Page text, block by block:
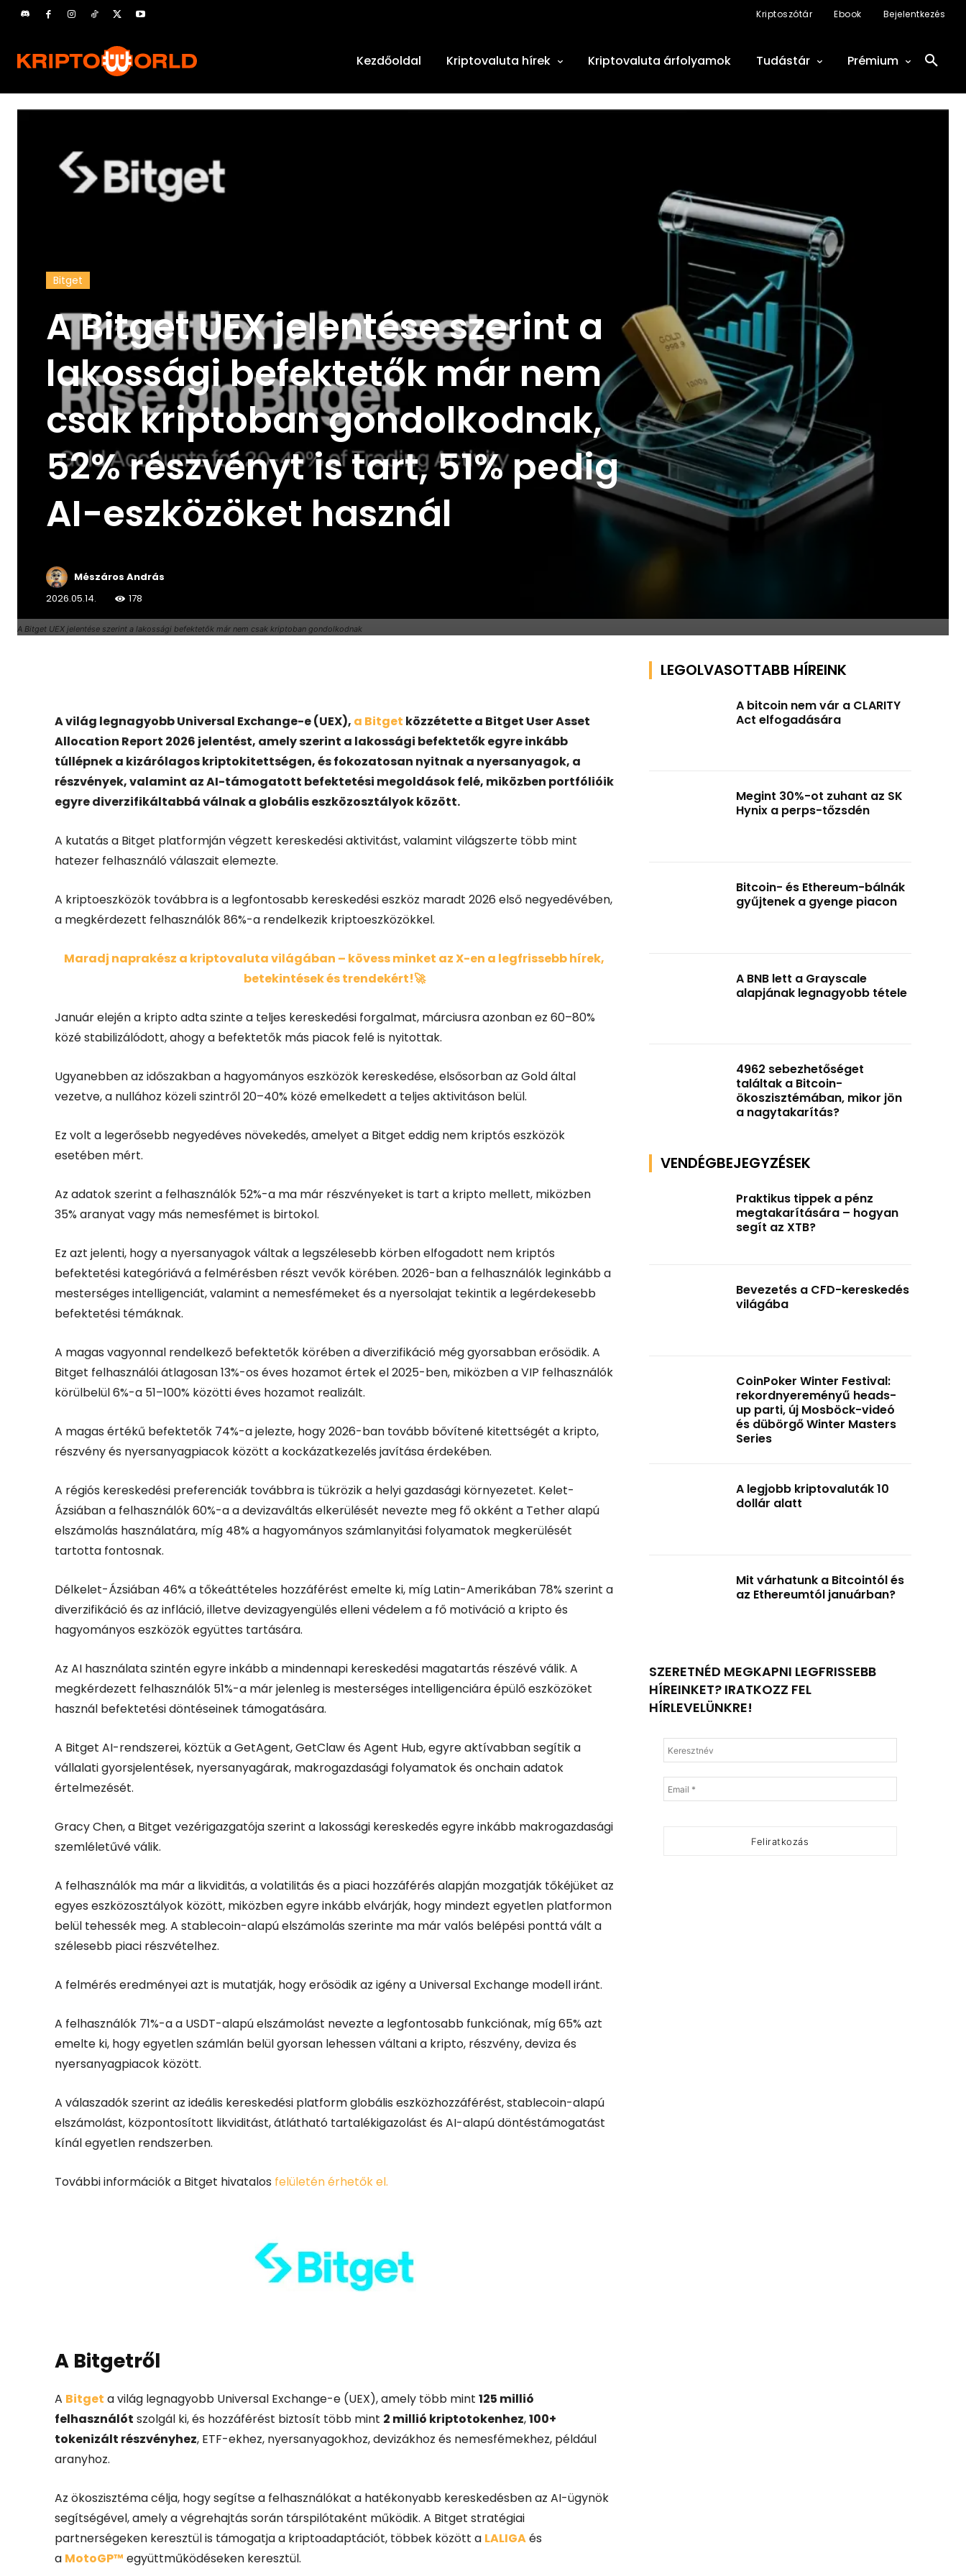
Kriptoszótár Ebook Bejelentkezés
Kezdőoldal Kriptovaluta hírek Kriptovaluta árfolyamok Tudástár Prémium
A Bitget UEX jelentése szerint a lakossági befektetők már nem csak kriptoban gondolkodnak
Bitget
A Bitget UEX jelentése szerint a
lakossági befektetők már nem
csak kriptoban gondolkodnak,
52% részvényt is tart, 51% pedig
AI-eszközöket használ
Mészáros András
2026.05.14.
178
A világ legnagyobb Universal Exchange-e (UEX), a Bitget közzétette a Bitget User Asset
Allocation Report 2026 jelentést, amely szerint a lakossági befektetők egyre inkább
túllépnek a kizárólagos kriptokitettségen, és fokozatosan nyitnak a nyersanyagok, a
részvények, valamint az AI-támogatott befektetési megoldások felé, miközben portfólióik
egyre diverzifikáltabbá válnak a globális eszközosztályok között.
A kutatás a Bitget platformján végzett kereskedési aktivitást, valamint világszerte több mint
hatezer felhasználó válaszait elemezte.
A kriptoeszközök továbbra is a legfontosabb kereskedési eszköz maradt 2026 első negyedévében,
a megkérdezett felhasználók 86%-a rendelkezik kriptoeszközökkel.
Maradj naprakész a kriptovaluta világában – kövess minket az X-en a legfrissebb hírek,
betekintések és trendekért!🚀
Január elején a kripto adta szinte a teljes kereskedési forgalmat, márciusra azonban ez 60–80%
közé stabilizálódott, ahogy a befektetők más piacok felé is nyitottak.
Ugyanebben az időszakban a hagyományos eszközök kereskedése, elsősorban az Goldáltal
vezetve, a nullához közeli szintről 20–40% közé emelkedett a teljes aktivitáson belül.
Ez volt a legerősebb negyedéves növekedés, amelyet a Bitget eddig nem kriptós eszközök
esetében mért.
Az adatok szerint a felhasználók 52%-a ma már részvényeket is tart a kripto mellett, miközben
35% aranyat vagy más nemesfémet is birtokol.
Ez azt jelenti, hogy a nyersanyagok váltak a legszélesebb körben elfogadott nem kriptós
befektetési kategóriává a felmérésben részt vevők körében. 2026-ban a felhasználók leginkább a
mesterséges intelligenciát, valamint a nemesfémeket és a nyersolajat tekintik a legérdekesebb
befektetési témáknak.
A magas vagyonnal rendelkező befektetők körében a diverzifikáció még gyorsabban erősödik. A
Bitget felhasználói átlagosan 13%-os éves hozamot értek el 2025-ben, miközben a VIP felhasználók
körülbelül 6%-a 51–100% közötti éves hozamot realizált.
A magas értékű befektetők 74%-a jelezte, hogy 2026-ban tovább bővítené kitettségét a kripto,
részvény és nyersanyagpiacok között a kockázatkezelés javítása érdekében.
A régiós kereskedési preferenciák továbbra is tükrözik a helyi gazdasági környezetet. Kelet-
Ázsiában a felhasználók 60%-a a devizaváltás elkerülését nevezte meg fő okként a Tetheralapú
elszámolás használatára, míg 48% a hagyományos számlanyitási folyamatok megkerülését
tartotta fontosnak.
Délkelet-Ázsiában 46% a tőkeáttételes hozzáférést emelte ki, míg Latin-Amerikában 78% szerint a
diverzifikáció és az infláció, illetve devizagyengülés elleni védelem a fő motiváció a kripto és
hagyományos eszközök együttes tartására.
Az AI használata szintén egyre inkább a mindennapi kereskedési magatartás részévé válik. A
megkérdezett felhasználók 51%-a már jelenleg is mesterséges intelligenciára épülő eszközöket
használ befektetési döntéseinek támogatására.
A Bitget AI-rendszerei, köztük a GetAgent, GetClaw és Agent Hub, egyre aktívabban segítik a
vállalati gyorsjelentések, nyersanyagárak, makrogazdasági folyamatok és onchain adatok
értelmezését.
Gracy Chen, a Bitget vezérigazgatója szerint a lakossági kereskedés egyre inkább makrogazdasági
szemléletűvé válik.
A felhasználók ma már a likviditás, a volatilitás és a piaci hozzáférés alapján mozgatják tőkéjüket az
egyes eszközosztályok között, miközben egyre inkább elvárják, hogy mindezt egyetlen platformon
belül tehessék meg. A stablecoin-alapú elszámolás szerinte ma már valós belépési ponttá vált a
szélesebb piaci részvételhez.
A felmérés eredményei azt is mutatják, hogy erősödik az igény a Universal Exchange modell iránt.
A felhasználók 71%-a a USDT-alapú elszámolást nevezte a legfontosabb funkciónak, míg 65% azt
emelte ki, hogy egyetlen számlán belül gyorsan lehessen váltani a kripto, részvény, deviza és
nyersanyagpiacok között.
A válaszadók szerint az ideális kereskedési platform globális eszközhozzáférést, stablecoin-alapú
elszámolást, központosított likviditást, átlátható tartalékigazolást és AI-alapú döntéstámogatást
kínál egyetlen rendszerben.
További információk a Bitget hivatalos felületén érhetők el.
A Bitgetről
A Bitget a világ legnagyobb Universal Exchange-e (UEX), amely több mint 125 millió
felhasználót szolgál ki, és hozzáférést biztosít több mint 2 millió kriptotokenhez,100+
tokenizált részvényhez, ETF-ekhez, nyersanyagokhoz, devizákhoz és nemesfémekhez, például
aranyhoz.
Az ökoszisztéma célja, hogy segítse a felhasználókat a hatékonyabb kereskedésben az AI-ügynök
segítségével, amely a végrehajtás során társpilótaként működik. A Bitget stratégiai
partnerségeken keresztül is támogatja a kriptoadaptációt, többek között a LALIGAés
a MotoGP™ együttműködéseken keresztül.
LEGOLVASOTTABB HÍREINK
A bitcoin nem vár a CLARITY
Act elfogadására
Megint 30%-ot zuhant az SK
Hynix a perps-tőzsdén
Bitcoin- és Ethereum-bálnák
gyűjtenek a gyenge piacon
A BNB lett a Grayscale
alapjának legnagyobb tétele
4962 sebezhetőséget
találtak a Bitcoin-
ökoszisztémában, mikor jön
a nagytakarítás?
VENDÉGBEJEGYZÉSEK
Praktikus tippek a pénz
megtakarítására – hogyan
segít az XTB?
Bevezetés a CFD-kereskedés
világába
CoinPoker Winter Festival:
rekordnyereményű heads-
up parti, új Mosböck-videó
és dübörgő Winter Masters
Series
A legjobb kriptovaluták 10
dollár alatt
Mit várhatunk a Bitcointól és
az Ethereumtól januárban?
SZERETNÉD MEGKAPNI LEGFRISSEBB
HÍREINKET? IRATKOZZ FEL
HÍRLEVELÜNKRE!